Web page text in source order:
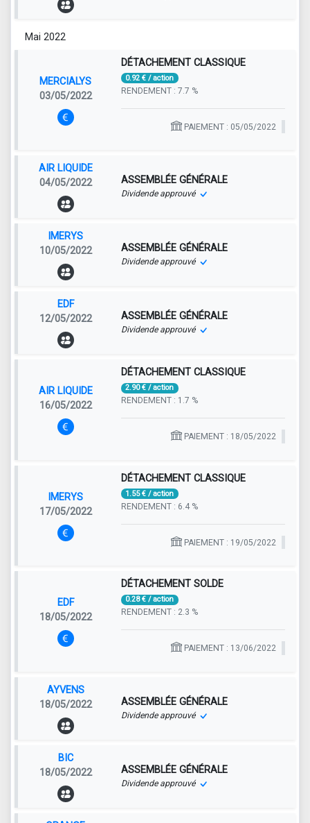
Mai 2022
MERCIALYS
03/05/2022
DÉTACHEMENT CLASSIQUE
0.92 € / action
RENDEMENT : 7.7 %
PAIEMENT : 05/05/2022
AIR LIQUIDE
04/05/2022
ASSEMBLÉE GÉNÉRALE
Dividende approuvé
IMERYS
10/05/2022
ASSEMBLÉE GÉNÉRALE
Dividende approuvé
EDF
12/05/2022
ASSEMBLÉE GÉNÉRALE
Dividende approuvé
AIR LIQUIDE
16/05/2022
DÉTACHEMENT CLASSIQUE
2.90 € / action
RENDEMENT : 1.7 %
PAIEMENT : 18/05/2022
IMERYS
17/05/2022
DÉTACHEMENT CLASSIQUE
1.55 € / action
RENDEMENT : 6.4 %
PAIEMENT : 19/05/2022
EDF
18/05/2022
DÉTACHEMENT SOLDE
0.28 € / action
RENDEMENT : 2.3 %
PAIEMENT : 13/06/2022
AYVENS
18/05/2022
ASSEMBLÉE GÉNÉRALE
Dividende approuvé
BIC
18/05/2022
ASSEMBLÉE GÉNÉRALE
Dividende approuvé